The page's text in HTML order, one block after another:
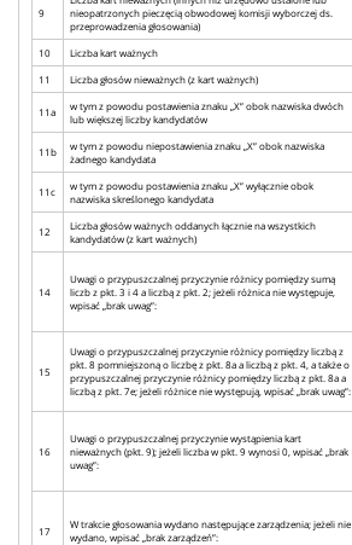
9
nieopatrzonych pieczęcią obwodowej komisji wyborczej ds.
przeprowadzenia głosowania)
10 Liczba kart ważnych
11
Liczba głosów nieważnych (z kart ważnych)
11a
w tym z powodu postawienia znaku „X” obok nazwiska dwóch
lub większej liczby kandydatów
11b
w tym z powodu niepostawienia znaku „X” obok nazwiska
żadnego kandydata
11c
w tym z powodu postawienia znaku „X” wyłącznie obok
nazwiska skreślonego kandydata
12
Liczba głosów ważnych oddanych łącznie na wszystkich
kandydatów (z kart ważnych)
14
Uwagi o przypuszczalnej przyczynie różnicy pomiędzy sumą
liczb z pkt. 3 i 4 a liczbą z pkt. 2; jeżeli różnica nie występuje,
wpisać „brak uwag”:
15
Uwagi o przypuszczalnej przyczynie różnicy pomiędzy liczbą z
pkt. 8 pomniejszoną o liczbę z pkt. 8a a liczbą z pkt. 4, a także o
przypuszczalnej przyczynie różnicy pomiędzy liczbą z pkt. 8a a
liczbą z pkt. 7e; jeżeli różnice nie występują, wpisać „brak uwag”:
16
Uwagi o przypuszczalnej przyczynie wystąpienia kart
nieważnych (pkt. 9); jeżeli liczba w pkt. 9 wynosi 0, wpisać „brak
uwag”:
17
W trakcie głosowania wydano następujące zarządzenia; jeżeli nie
wydano, wpisać „brak zarządzeń”: